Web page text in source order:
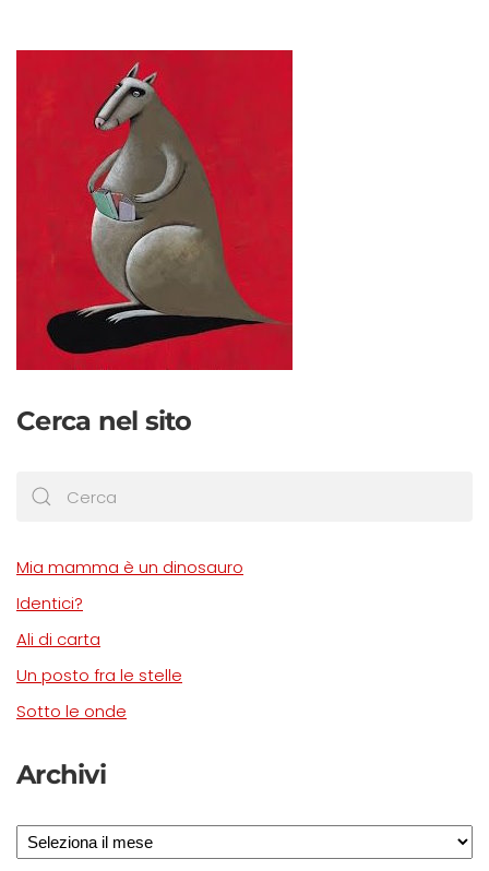
Cerca nel sito
Mia mamma è un dinosauro
Identici?
Ali di carta
Un posto fra le stelle
Sotto le onde
Archivi
Archivi